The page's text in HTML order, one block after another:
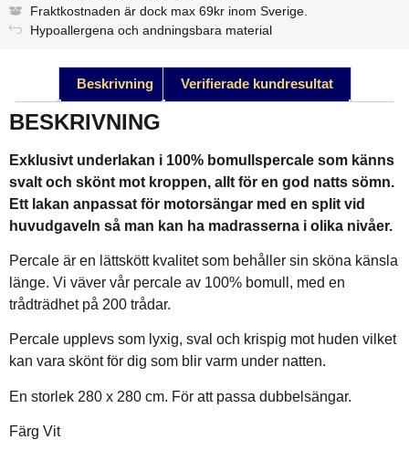
Fraktkostnaden är dock max 69kr inom Sverige.
Hypoallergena och andningsbara material
Beskrivning Verifierade kundresultat
BESKRIVNING
Exklusivt underlakan i 100% bomullspercale som känns
svalt och skönt mot kroppen, allt för en god natts sömn.
Ett lakan anpassat för motorsängar med en split vid
huvudgaveln så man kan ha madrasserna i olika nivåer.
Percale är en lättskött kvalitet som behåller sin sköna känsla
länge. Vi väver vår percale av 100% bomull, med en
trådträdhet på 200 trådar.
Percale upplevs som lyxig, sval och krispig mot huden vilket
kan vara skönt för dig som blir varm under natten.
En storlek 280 x 280 cm. För att passa dubbelsängar.
Färg Vit